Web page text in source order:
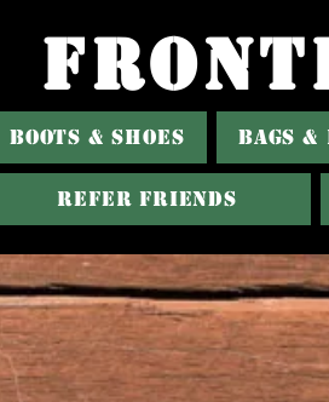
BOOTS & SHOES BAGS &
Refer Friends